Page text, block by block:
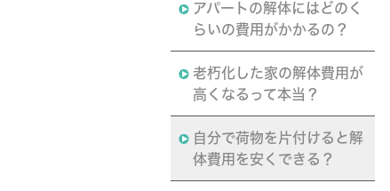
アパートの解体にはどのく
らいの費用がかかるの？
老朽化した家の解体費用が
高くなるって本当？
自分で荷物を片付けると解
体費用を安くできる？